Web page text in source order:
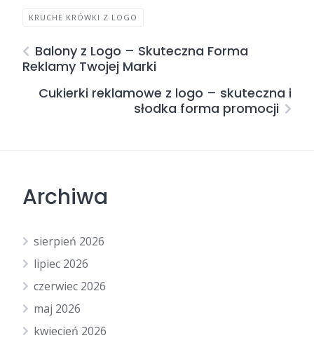
KRUCHE KRÓWKI Z LOGO
Balony z Logo – Skuteczna Forma
Reklamy Twojej Marki
Cukierki reklamowe z logo – skuteczna i
słodka forma promocji
Archiwa
sierpień 2026
lipiec 2026
czerwiec 2026
maj 2026
kwiecień 2026